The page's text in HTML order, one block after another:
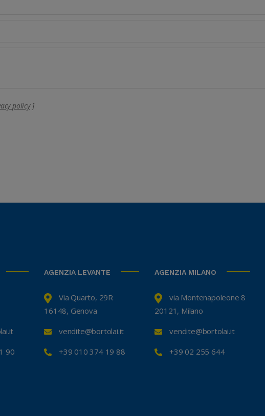
policy]
90
AGENZIA LEVANTE
Via Quarto, 29R
16148, Genova
vendite@bortolai.it
+39 010 374 19 88
AGENZIA MILANO
via Montenapoleone 8
20121, Milano
vendite@bortolai.it
+39 02 255 644